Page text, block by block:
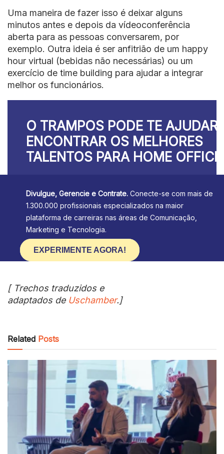
Uma maneira de fazer isso é deixar alguns
minutos antes e depois da vídeoconferência
aberta para as pessoas conversarem, por
exemplo. Outra ideia é ser anfitrião de um happy
hour virtual (bebidas não necessárias) ou um
exercício de time building para ajudar a integrar
melhor os funcionários.
O TRAMPOS PODE TE AJUDAR
ENCONTRAR OS MELHORES
TALENTOS PARA HOME OFFICE
Divulgue, Gerencie e Contrate. Conecte-se com mais de
1.300.000 profissionais especializados na maior
plataforma de carreiras nas áreas de Comunicação,
Marketing e Tecnologia.
EXPERIMENTE AGORA!
[ Trechos traduzidos e
adaptados de Uschamber.]
Related Posts